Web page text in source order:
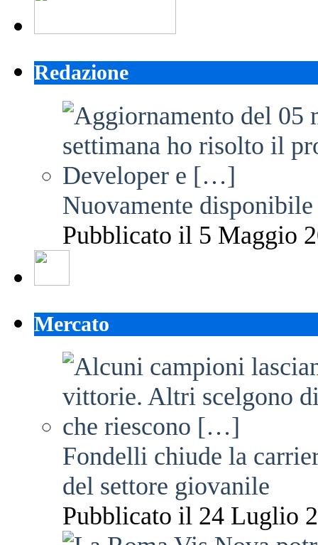
Redazione
Nuovamente
Pubblicato il 5 Maggio
Mercato
Fondelli chiude la
del settore giovanile
Pubblicato il 24 Luglio